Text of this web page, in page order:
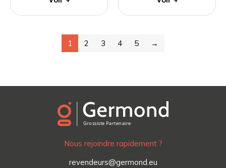
1 2 3 4 5 →
Nous rejoindre rapidement ?
revendeurs@germond.eu